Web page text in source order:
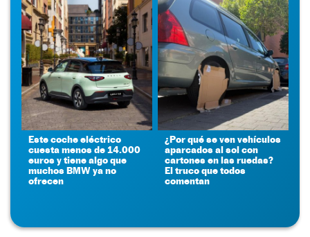
Este coche eléctrico
cuesta menos de 14.000
euros y tiene algo que
muchos BMW ya no
ofrecen
¿Por qué se ven vehículos
aparcados al sol con
cartones en las ruedas?
El truco que todos
comentan